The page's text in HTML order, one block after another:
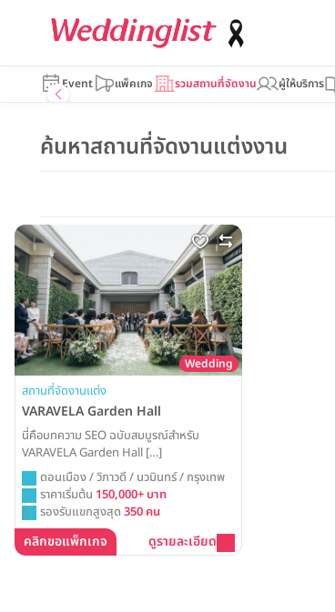
Event แพ็คเกจ รวมสถานที่จัดงาน ผู้ให้บริการ
ค้นหาสถานที่จัดงานแต่งงาน
Wedding
สถานที่จัดงานแต่ง
VARAVELA Garden Hall
นี่คือบทความ SEO ฉบับสมบูรณ์สำหรับ
VARAVELA Garden Hall […]
ดอนเมือง / วิภาวดี / นวมินทร์ / กรุงเทพ
ราคาเริ่มต้น 150,000+ บาท
รองรับแขกสูงสุด 350 คน
คลิกขอแพ็กเกจ ดูรายละเอียด